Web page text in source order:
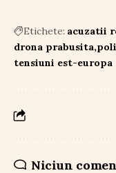
Etichete: acuzatii
drona prabusita
tensiuni est-europa
Niciun